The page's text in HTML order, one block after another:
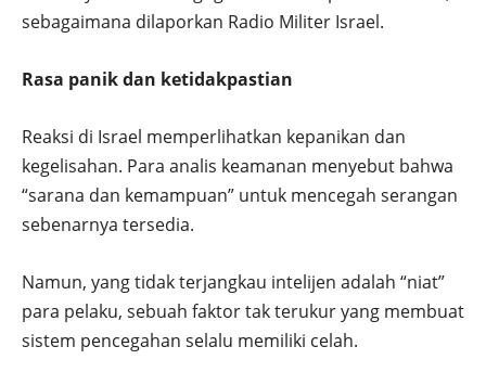
sebagaimana dilaporkan Radio Militer Israel.
Rasa panik dan ketidakpastian
Reaksi di Israel memperlihatkan kepanikan dan
kegelisahan. Para analis keamanan menyebut bahwa
“sarana dan kemampuan” untuk mencegah serangan
sebenarnya tersedia.
Namun, yang tidak terjangkau intelijen adalah “niat”
para pelaku, sebuah faktor tak terukur yang membuat
sistem pencegahan selalu memiliki celah.